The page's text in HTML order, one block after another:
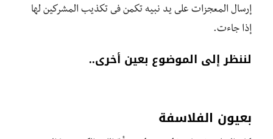
إرسال المعجزات على يد نبيه تكمن فى تكذيب المشركين لها
إذا جاءت.
لننظر إلى الموضوع بعين أخرى..
بعيون الفلاسفة